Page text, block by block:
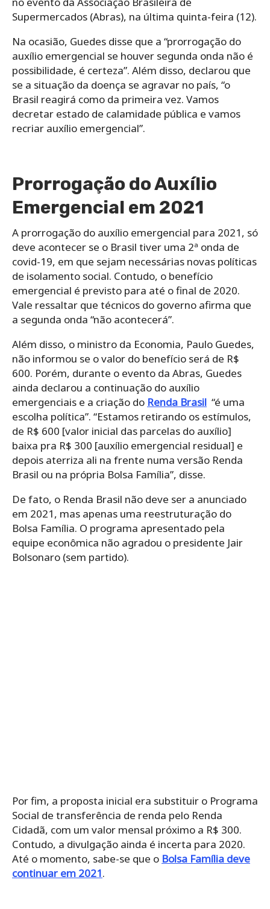
Supermercados (Abras), na última quinta-feira (12).
Na ocasião, Guedes disse que a “prorrogação do
auxílio emergencial se houver segunda onda não é
possibilidade, é certeza”. Além disso, declarou que
se a situação da doença se agravar no país, “o
Brasil reagirá como da primeira vez. Vamos
decretar estado de calamidade pública e vamos
recriar auxílio emergencial”.
Prorrogação do Auxílio
Emergencial em 2021
A prorrogação do auxílio emergencial para 2021, só
deve acontecer se o Brasil tiver uma 2ª onda de
covid-19, em que sejam necessárias novas políticas
de isolamento social. Contudo, o benefício
emergencial é previsto para até o final de 2020.
Vale ressaltar que técnicos do governo afirma que
a segunda onda “não acontecerá”.
Além disso, o ministro da Economia, Paulo Guedes,
não informou se o valor do benefício será de R$
600. Porém, durante o evento da Abras, Guedes
ainda declarou a continuação do auxílio
emergenciais e a criação do Renda Brasil “é uma
escolha política”. “Estamos retirando os estímulos,
de R$ 600 [valor inicial das parcelas do auxílio]
baixa pra R$ 300 [auxílio emergencial residual] e
depois aterriza ali na frente numa versão Renda
Brasil ou na própria Bolsa Família”, disse.
De fato, o Renda Brasil não deve ser a anunciado
em 2021, mas apenas uma reestruturação do
Bolsa Família. O programa apresentado pela
equipe econômica não agradou o presidente Jair
Bolsonaro (sem partido).
Por fim, a proposta inicial era substituir o Programa
Social de transferência de renda pelo Renda
Cidadã, com um valor mensal próximo a R$ 300.
Contudo, a divulgação ainda é incerta para 2020.
Até o momento, sabe-se que o Bolsa Família deve
continuar em 2021.